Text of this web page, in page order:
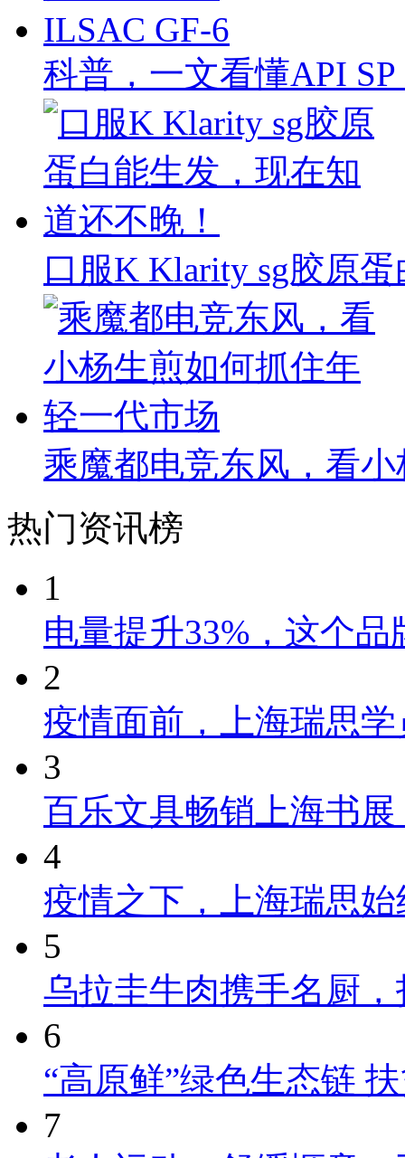
科普，一文看懂API
口服K Klarity sg胶原
乘魔都电竞东风，看
热门资讯榜
1
电量提升33%，这个
2
疫情面前，上海瑞思
3
百乐文具畅销上海书
4
疫情之下，上海瑞思
5
乌拉圭牛肉携手名厨
6
“高原鲜”绿色生态链
7